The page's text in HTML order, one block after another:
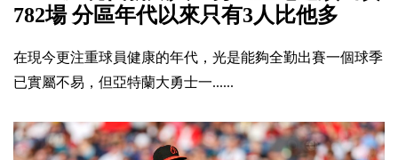
782場 分區年代以來只有3人比他多
在現今更注重球員健康的年代，光是能夠全勤出賽一個球季
已實屬不易，但亞特蘭大勇士一......